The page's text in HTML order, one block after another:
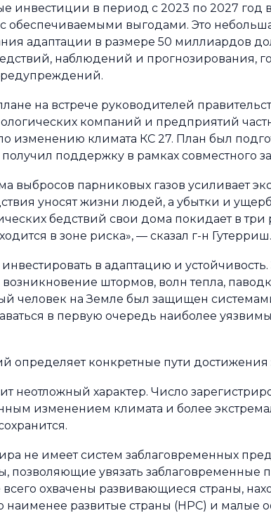
инвестиции в период с 2023 по 2027
обеспечиваемыми выгодами. Это
адаптации в размере 50 миллиардов
наблюдений и прогнозирования,
на встрече руководителей
компаний и предприятий
изменению климата КС 27. План был
поддержку в рамках совместного
выбросов парниковых газов усиливает
уносят жизни людей, а убытки и
бедствий свои дома покидает в
в зоне риска», — сказал г-н Гутерриш.
в адаптацию и
штормов, волн тепла,
человек на Земле был защищен
в первую очередь наиболее
определяет конкретные пути достижения
неотложный характер. Число
изменением климата и более
не имеет систем заблаговременных
позволяющие увязать
охвачены развивающиеся страны,
развитые страны (НРС) и малые